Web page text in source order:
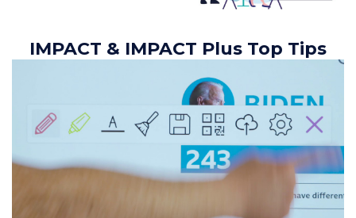
IMPACT & IMPACT Plus Top Tips